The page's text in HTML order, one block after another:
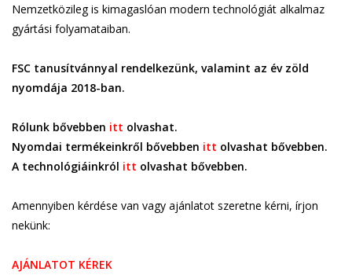
Nemzetközileg is kimagaslóan modern technológiát alkalmaz
gyártási folyamataiban.
FSC tanusítvánnyal rendelkezünk, valamint az év zöld
nyomdája 2018-ban.
Rólunk bővebben itt olvashat.
Nyomdai termékeinkről bővebben itt olvashat bővebben.
A technológiáinkról itt olvashat bővebben.
Amennyiben kérdése van vagy ajánlatot szeretne kérni, írjon
nekünk:
AJÁNLATOT KÉREK